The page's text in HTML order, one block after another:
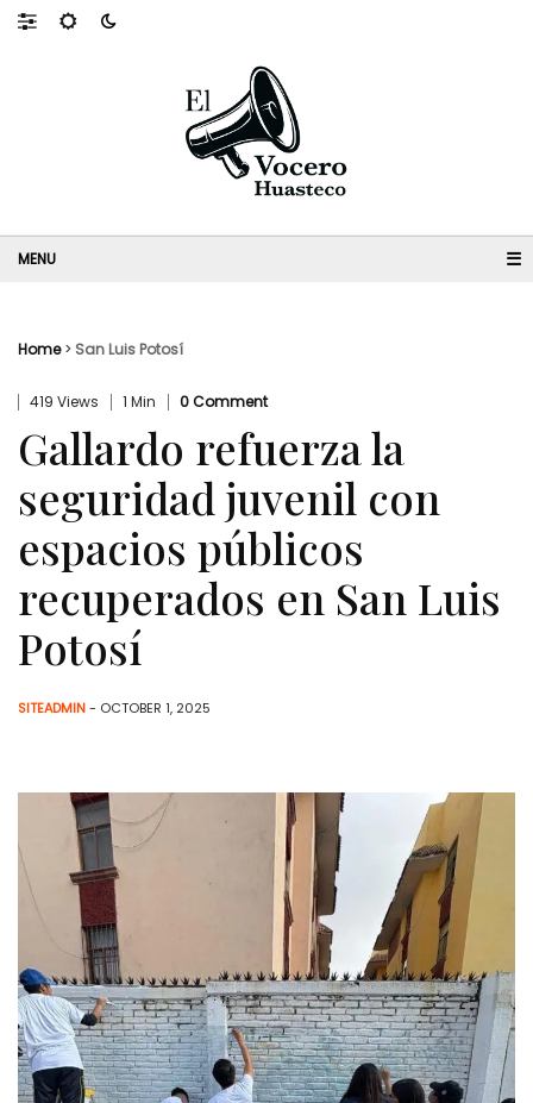
☰
Home> San Luis Potosí
419 Views 1 Min 0 Comment
Gallardo refuerza la
seguridad juvenil con
espacios públicos
recuperados en San Luis
Potosí
SITEADMIN- OCTOBER 1, 2025